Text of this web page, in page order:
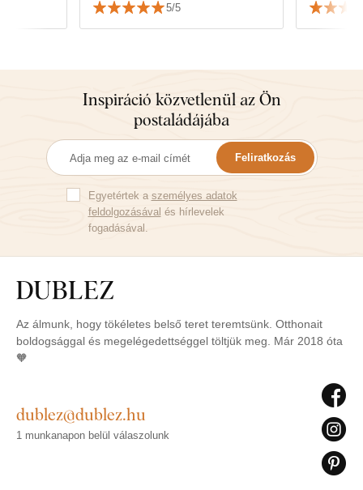
5/5
Inspiráció közvetlenül az Ön
postaládájába
Feliratkozás
Egyetértek a személyes adatok
feldolgozásával és hírlevelek
fogadásával.
Az álmunk, hogy tökéletes belső teret teremtsünk. Otthonait
boldogsággal és megelégedettséggel töltjük meg. Már 2018 óta
🧡
dublez@dublez.hu
1 munkanapon belül válaszolunk